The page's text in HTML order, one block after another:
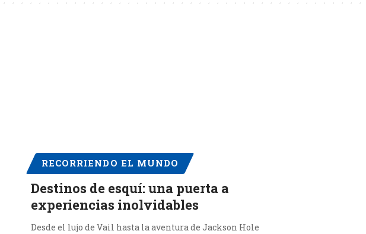
RECORRIENDO EL MUNDO
Destinos de esquí: una puerta a
experiencias inolvidables
Desde el lujo de Vail hasta la aventura de Jackson Hole